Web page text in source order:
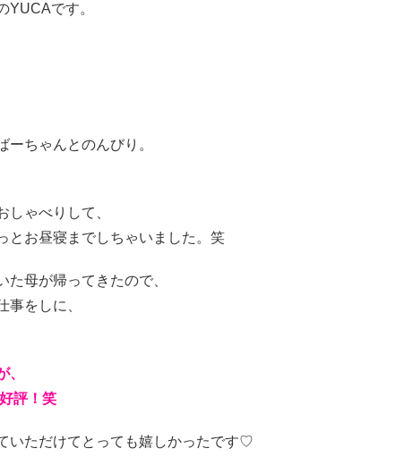
YUCAです。
ちゃんとのんびり。
ゃべりして、
とお昼寝までしちゃいました。笑
母が帰ってきたので、
事をしに、
、
評！笑
いただけてとっても嬉しかったです♡